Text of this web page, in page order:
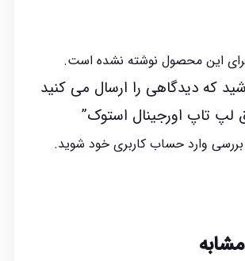
این محصول نوشته نشده است.
که دیدگاهی را ارسال می کنید
لپ تاپ اورجینال استوک”
وارد حساب کاربری خودشوید.